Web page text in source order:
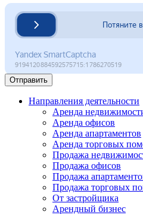
Отправить
Направления деятельности
Аренда
Аренда офисов
Аренда апартаментов
Аренда торговых
Продажа
Продажа офисов
Продажа
Продажа торговых
От застройщика
Арендный бизнес